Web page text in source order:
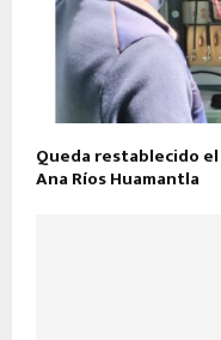
Queda restablecido
Ana Ríos Huamantla